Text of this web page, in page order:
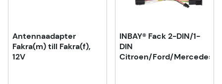
Antennaadapter
Fakra(m) till Fakra(f),
12V
INBAY® Fack 2-DIN/1-
DIN
Citroen/Ford/Mercedes/